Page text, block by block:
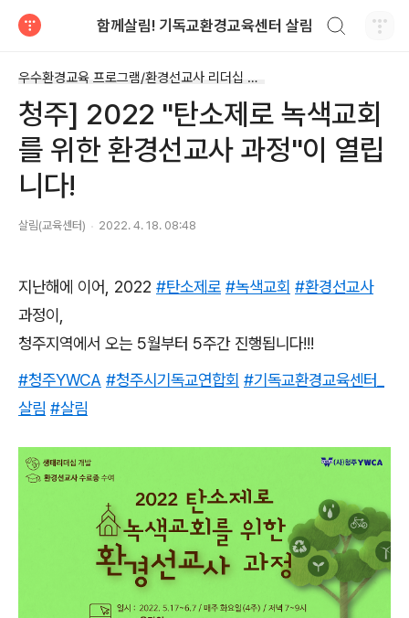
함께살림! 기독교환경교육센터 살림
우수환경교육 프로그램/환경선교사 리더십 과정
청주] 2022 "탄소제로 녹색교회
를 위한 환경선교사 과정"이 열립
니다!
살림(교육센터) 2022. 4. 18. 08:48
지난해에 이어, 2022 #탄소제로 #녹색교회 #환경선교사
과정이,
청주지역에서 오는 5월부터 5주간 진행됩니다!!!
#청주YWCA #청주시기독교연합회 #기독교환경교육센터_
살림 #살림